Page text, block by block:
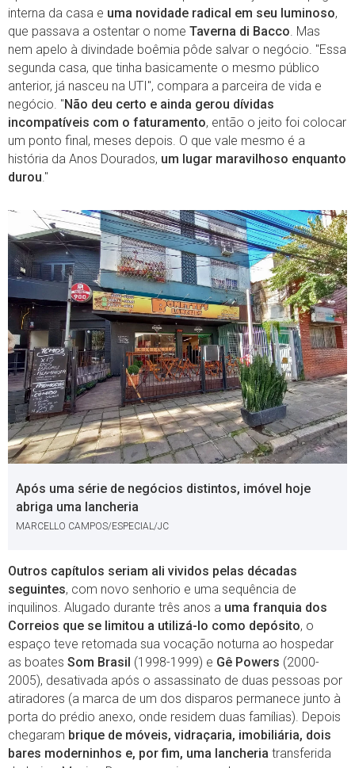
interna da casa e uma novidade radical em seu luminoso,
que passava a ostentar o nome Taverna di Bacco . Mas
nem apelo à divindade boêmia pôde salvar o negócio. "Essa
segunda casa, que tinha basicamente o mesmo público
anterior, já nasceu na UTI", compara a parceira de vida e
negócio. "Não deu certo e ainda gerou dívidas
incompatíveis com o faturamento, então o jeito foi colocar
um ponto final, meses depois. O que vale mesmo é a
história da Anos Dourados, um lugar maravilhoso enquanto
durou ."
Após uma série de negócios distintos, imóvel hoje
abriga uma lancheria
MARCELLO CAMPOS/ESPECIAL/JC
Outros capítulos seriam ali vividos pelas décadas
seguintes, com novo senhorio e uma sequência de
inquilinos. Alugado durante três anos a uma franquia dos
Correios que se limitou a utilizá-lo como depósito, o
espaço teve retomada sua vocação noturna ao hospedar
as boates Som Brasil (1998-1999) e Gê Powers (2000-
2005), desativada após o assassinato de duas pessoas por
atiradores (a marca de um dos disparos permanece junto à
porta do prédio anexo, onde residem duas famílias). Depois
chegaram brique de móveis, vidraçaria, imobiliária, dois
bares moderninhos e, por fim, uma lancheria transferida